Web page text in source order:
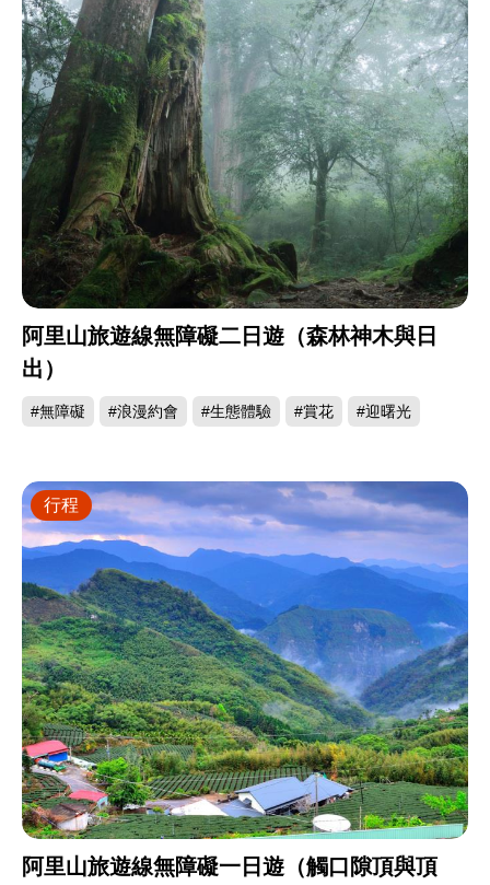
阿里山旅遊線無障礙二日遊（森林神木與日
出）
#無障礙 #浪漫約會 #生態體驗 #賞花 #迎曙光
阿里山旅遊線無障礙一日遊（觸口隙頂與頂
行程